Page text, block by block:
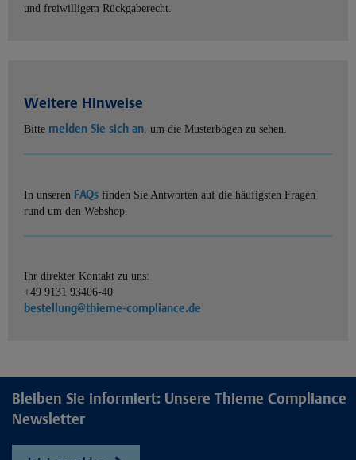
und freiwilligem Rückgaberecht.
Weitere Hinweise
Bitte melden Sie sich an, um die Musterbögen zu sehen.
In unseren FAQs finden Sie Antworten auf die häufigsten Fragen
rund um den Webshop.
Ihr direkter Kontakt zu uns:
+49 9131 93406-40
bestellung@thieme-compliance.de
Bleiben Sie informiert: Unsere Thieme Compliance
Newsletter